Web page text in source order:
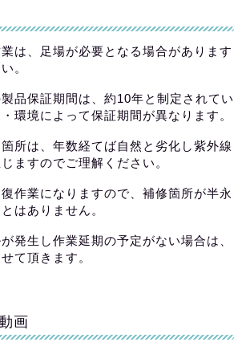
業は、足場が必要となる場合があります
。
製品保証期間は、約10年と制定されてい
環境によって保証期間が異なります。
箇所は、年数経てば自然と劣化し紫外線
ますのでご理解ください。
作業になりますので、補修箇所が半永
はありません。
発生し作業延期の予定がない場合は、
て頂きます。
画